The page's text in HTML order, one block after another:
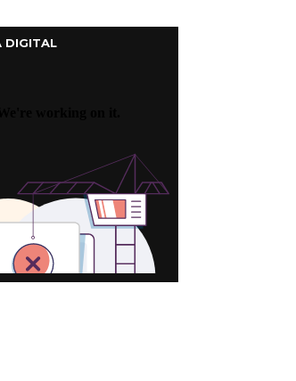
DIGITAL